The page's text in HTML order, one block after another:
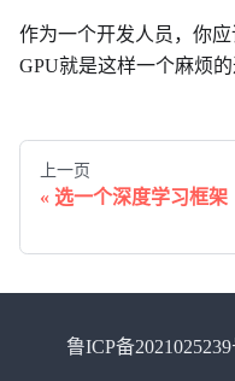
作为一个开发人员，你
GPU就是这样一个麻烦
上一页
选一个深度学习框架
鲁ICP备